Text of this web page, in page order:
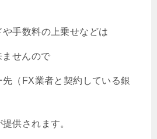
手数料の上乗せなどは
ませんので
先（FX業者と契約している銀
供されます。